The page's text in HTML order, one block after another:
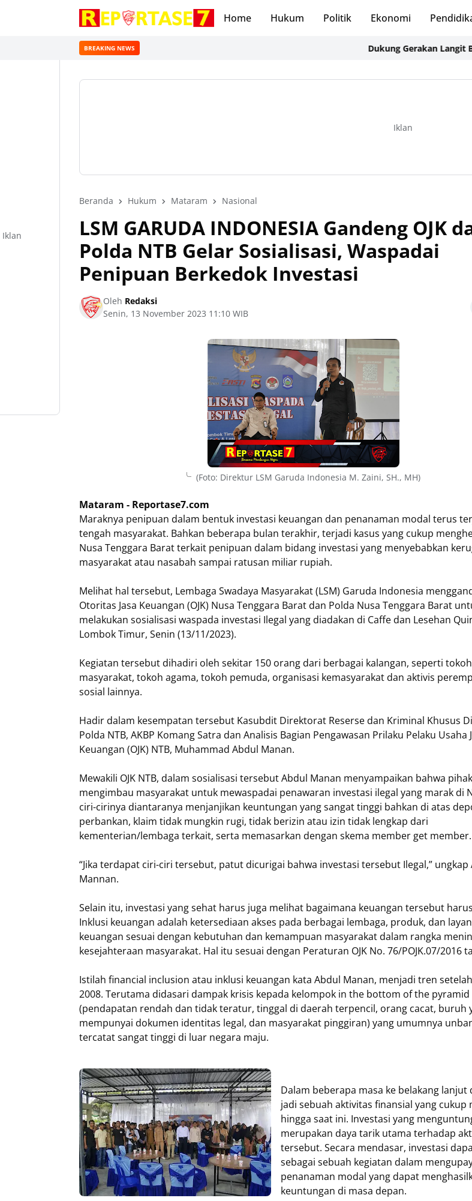
Home Hukum Politik Ekonomi
BREAKING NEWS Dukung Gerakan Langit Biru
Iklan
Beranda Hukum Mataram Nasional
LSM GARUDA INDONESIA Gandeng OJK
Polda NTB Gelar Sosialisasi, Waspadai
Penipuan Berkedok Investasi
Oleh Redaksi
Senin, 13 November 2023 11:10 WIB
(Foto: Direktur LSM Garuda Indonesia M. Zaini, SH., MH)
Mataram - Reportase7.com
Maraknya penipuan dalam bentuk investasi keuangan dan penanaman modal terus
tengah masyarakat. Bahkan beberapa bulan terakhir, terjadi kasus yang cukup
Nusa Tenggara Barat terkait penipuan dalam bidang investasi yang menyebabkan
masyarakat atau nasabah sampai ratusan miliar rupiah.
Melihat hal tersebut, Lembaga Swadaya Masyarakat (LSM) Garuda Indonesia
Otoritas Jasa Keuangan (OJK) Nusa Tenggara Barat dan Polda Nusa Tenggara Barat
melakukan sosialisasi waspada investasi Ilegal yang diadakan di Caffe dan Lesehan
Lombok Timur, Senin (13/11/2023).
Kegiatan tersebut dihadiri oleh sekitar 150 orang dari berbagai kalangan, seperti tokoh
masyarakat, tokoh agama, tokoh pemuda, organisasi kemasyarakat dan aktivis
sosial lainnya.
Hadir dalam kesempatan tersebut Kasubdit Direktorat Reserse dan Kriminal Khusus
Polda NTB, AKBP Komang Satra dan Analisis Bagian Pengawasan Prilaku Pelaku Usaha
Keuangan (OJK) NTB, Muhammad Abdul Manan.
Mewakili OJK NTB, dalam sosialisasi tersebut Abdul Manan menyampaikan bahwa
mengimbau masyarakat untuk mewaspadai penawaran investasi ilegal yang marak di
ciri-cirinya diantaranya menjanjikan keuntungan yang sangat tinggi bahkan di atas
perbankan, klaim tidak mungkin rugi, tidak berizin atau izin tidak lengkap dari
kementerian/lembaga terkait, serta memasarkan dengan skema member get member.
“Jika terdapat ciri-ciri tersebut, patut dicurigai bahwa investasi tersebut Ilegal,” ungkap
Mannan.
Selain itu, investasi yang sehat harus juga melihat bagaimana keuangan tersebut
Inklusi keuangan adalah ketersediaan akses pada berbagai lembaga, produk, dan
keuangan sesuai dengan kebutuhan dan kemampuan masyarakat dalam rangka
kesejahteraan masyarakat. Hal itu sesuai dengan Peraturan OJK No. 76/POJK.07/2016
Istilah financial inclusion atau inklusi keuangan kata Abdul Manan, menjadi tren
2008. Terutama didasari dampak krisis kepada kelompok in the bottom of the pyramid
(pendapatan rendah dan tidak teratur, tinggal di daerah terpencil, orang cacat, buruh
mempunyai dokumen identitas legal, dan masyarakat pinggiran) yang umumnya
tercatat sangat tinggi di luar negara maju.
Dalam beberapa masa ke belakang lanjut
jadi sebuah aktivitas finansial yang cukup
hingga saat ini. Investasi yang
merupakan daya tarik utama terhadap
tersebut. Secara mendasar, investasi
sebagai sebuah kegiatan dalam
penanaman modal yang dapat
keuntungan di masa depan.
Iklan